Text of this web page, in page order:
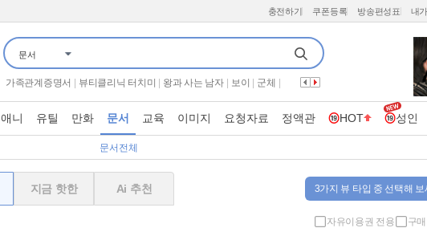
충전하기 쿠폰등록 방송편성표 내
문서
용감한 형사들 5
해피투게더 혼자가 아니어서 좋아 | 오늘은 아빠랑 | 살목지 |
가족관계증명서
뷰티클리닉 터치미 왕과 사는 남자 보이 군체
뮤직뱅크 | 하트맨 | 우주떡집 | 너자2 | 기쁜 우리 좋은 날 | 프로텍터
|
더 시즌즈 성시경의 고막남친 | 옥탑방의 문제아들 |
애니 유틸 만화 문서 교육 이미지 요청자료 정액관 HOT 성인
문서전체
지금 핫한 Ai 추천 3가지 뷰 타입 중 선택해 보
자유이용권 전용 구